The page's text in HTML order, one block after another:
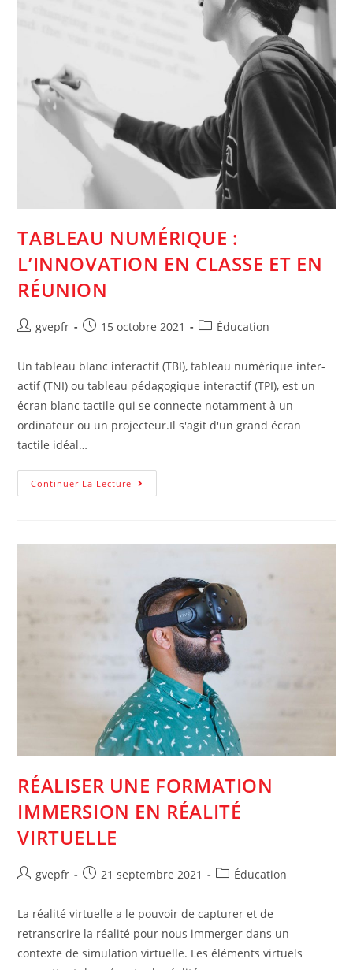
TABLEAU NUMÉRIQUE :
L’INNOVATION EN CLASSE ET EN
RÉUNION
Auteur/autrice
la
gvepfr
Post15 octobre 2021
PostÉducation
Un tableau blanc interactif (TBI), tableau numérique inter-
actif (TNI) ou tableau pédagogique interactif (TPI), est un
écran blanc tactile qui se connecte notamment à un
ordinateur ou un projecteur.Il s'agit d'un grand écran
tactile idéal…
Continuer La Lecture Tableau
Numérique
RÉALISER UNE FORMATION
IMMERSION EN RÉALITÉ
VIRTUELLE
Auteur/autrice
la
publication :
gvepfr
Post21 septembre 2021
PostÉducation
La réalité virtuelle a le pouvoir de capturer et de
retranscrire la réalité pour nous immerger dans un
contexte de simulation virtuelle. Les éléments virtuels